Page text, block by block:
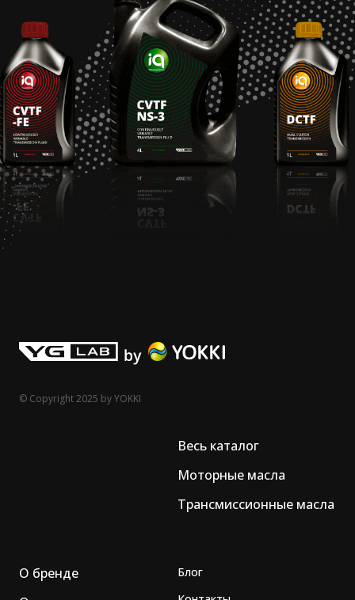
© Copyright 2025 by YOKKI
Весь каталог
Моторные масла
Трансмиссионные масла
О бренде
Блог